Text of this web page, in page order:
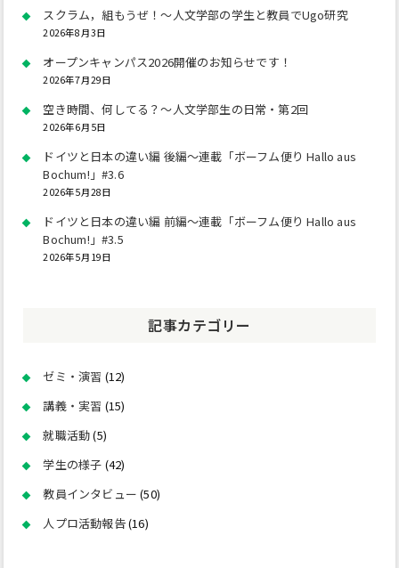
スクラム，組もうぜ！～人文学部の学生と教員でUgo研究
2026年8月3日
オープンキャンパス2026開催のお知らせです！
2026年7月29日
空き時間、何してる？～人文学部生の日常・第2回
2026年6月5日
ドイツと日本の違い編 後編～連載「ボーフム便り Hallo aus
Bochum!」#3.6
2026年5月28日
ドイツと日本の違い編 前編～連載「ボーフム便り Hallo aus
Bochum!」#3.5
2026年5月19日
記事カテゴリー
ゼミ・演習 (12)
講義・実習 (15)
就職活動(5)
学生の様子 (42)
教員インタビュー (50)
人プロ活動報告(16)